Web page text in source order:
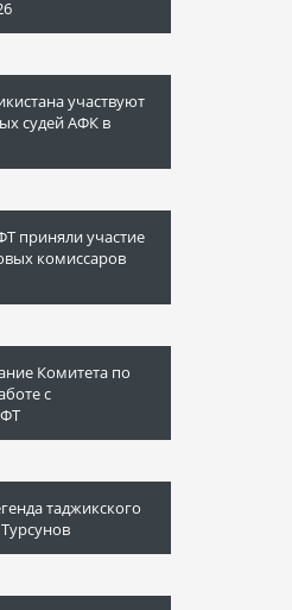
участвуют
судей АФК в
приняли участие
комиссаров
Комитета по
с
таджикского